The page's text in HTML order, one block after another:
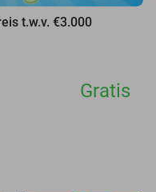
t.w.v. €3.000
Gratis